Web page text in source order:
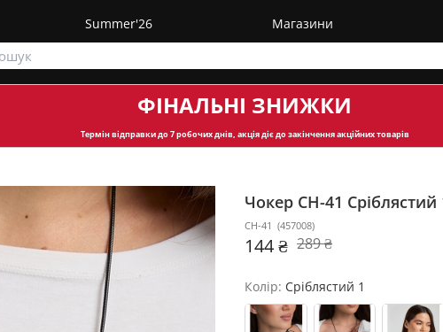
Summer'26 Магазини
ФІНАЛЬНІ ЗНИЖКИ
Термін відправкидо 7 робочих днів, акція діє до закінчення акційних товарів
Чокер CH-41 Сріблястий
CH-41 (457008)
144 ₴ 289 ₴
Колір: Сріблястий 1